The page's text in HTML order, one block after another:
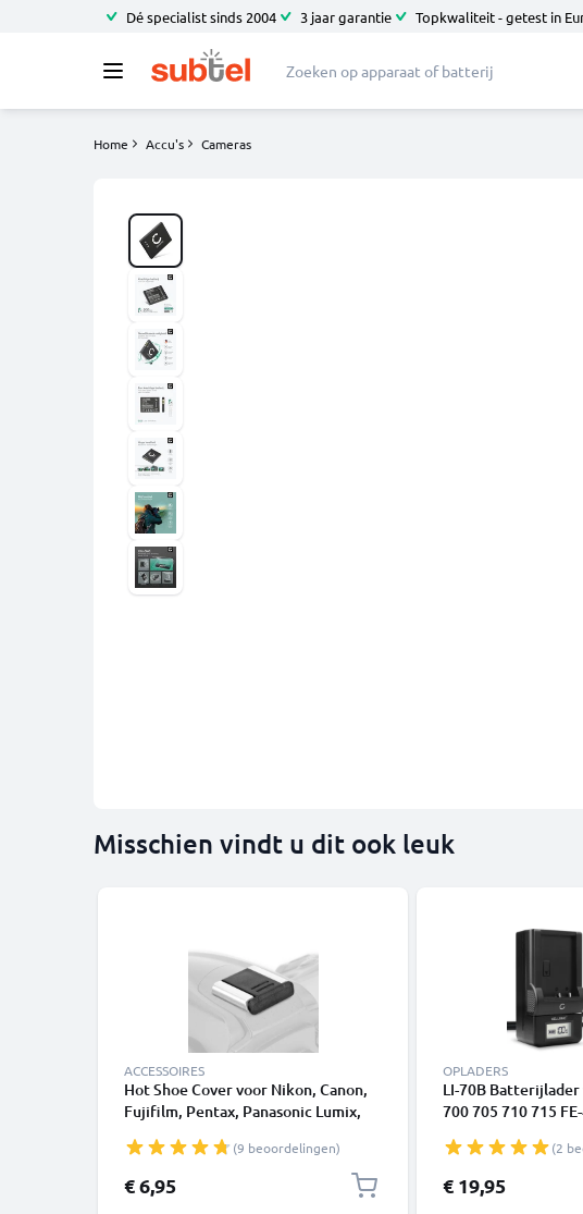
Dé specialist sinds 2004 3 jaar garantie Topkwaliteit - getest in
Home Accu's Cameras
Misschien vindt u dit ook leuk
ACCESSOIRES
Hot Shoe Cover voor Nikon, Canon,
Fujifilm, Pentax, Panasonic Lumix,
(9 beoordelingen)
€ 6,95
OPLADERS
LI-70B Batterijlader
700 705 710 715
Camera Accu's van
(2
€ 19,95